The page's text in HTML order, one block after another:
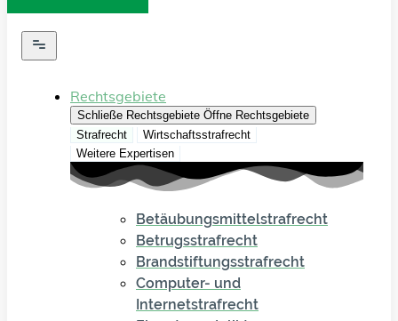
Rechtsgebiete
Schließe Rechtsgebiete Öffne Rechtsgebiete
Strafrecht
Wirtschaftsstrafrecht
Weitere Expertisen
Betäubungsmittelstrafrecht
Betrugsstrafrecht
Brandstiftungsstrafrecht
Computer- und
Internetstrafrecht